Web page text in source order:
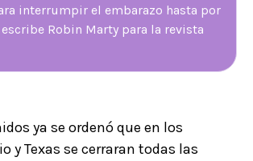
interrumpir el embarazo hasta por
escribe Robin Marty para la revista
ya se ordenó que en los
y Texas se cerraran todas las